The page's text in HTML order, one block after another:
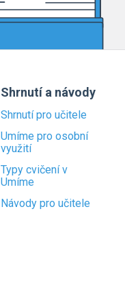
Shrnutí a návody
Shrnutí pro učitele
Umíme pro osobní
využití
Typy cvičení v
Umíme
Návody pro učitele